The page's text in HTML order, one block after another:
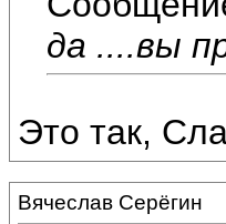
да ....вы
Это так,
Вячеслав Серёгин